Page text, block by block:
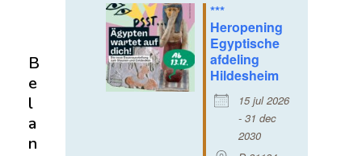
***
Heropening
Egyptische
afdeling
Hildesheim
15 jul 2026
- 31 dec
2030
B
e
l
a
n